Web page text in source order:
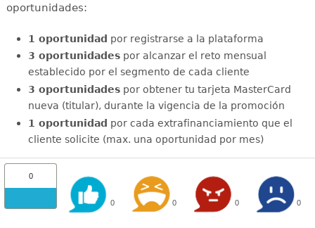
oportunidades:
1 oportunidad por registrarse a la plataforma
3 oportunidades por alcanzar el reto mensual
establecido por el segmento de cada cliente
3 oportunidades por obtener tu tarjeta MasterCard
nueva (titular), durante la vigencia de la promoción
1 oportunidad por cada extrafinanciamiento que el
cliente solicite (max. una oportunidad por mes)
0
0 0 0 0